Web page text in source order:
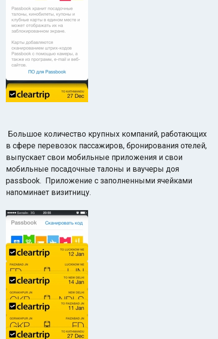
Большое количество крупных компаний, работающих
в сфере перевозок пассажиров, бронирования отелей,
выпускает свои мобильные приложения и свои
мобильные посадочные талоны и ваучеры доя
passbook. Приложение с заполненными ячейками
напоминает визитницу.